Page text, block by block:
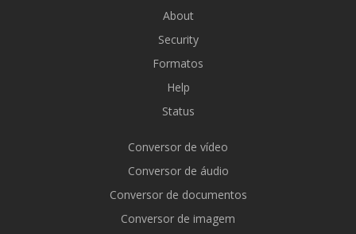
About
Security
Formatos
Help
Status
Conversor de vídeo
Conversor de áudio
Conversor de documentos
Conversor de imagem